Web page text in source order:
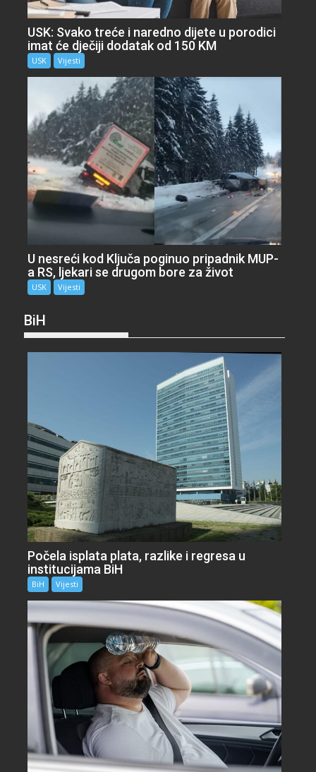
USK: Svako treće i naredno dijete u porodici
imat će dječiji dodatak od 150 KM
USK Vijesti
U nesreći kod Ključa poginuo pripadnik MUP-
a RS, ljekari se drugom bore za život
USK Vijesti
BiH
Počela isplata plata, razlike i regresa u
institucijama BiH
BiH Vijesti